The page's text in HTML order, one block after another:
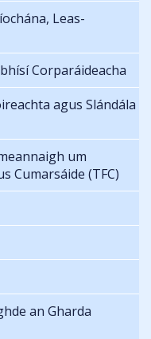
Leas-
Corparáideacha
agus Slándála
um
Cumarsáide (TFC)
an Gharda